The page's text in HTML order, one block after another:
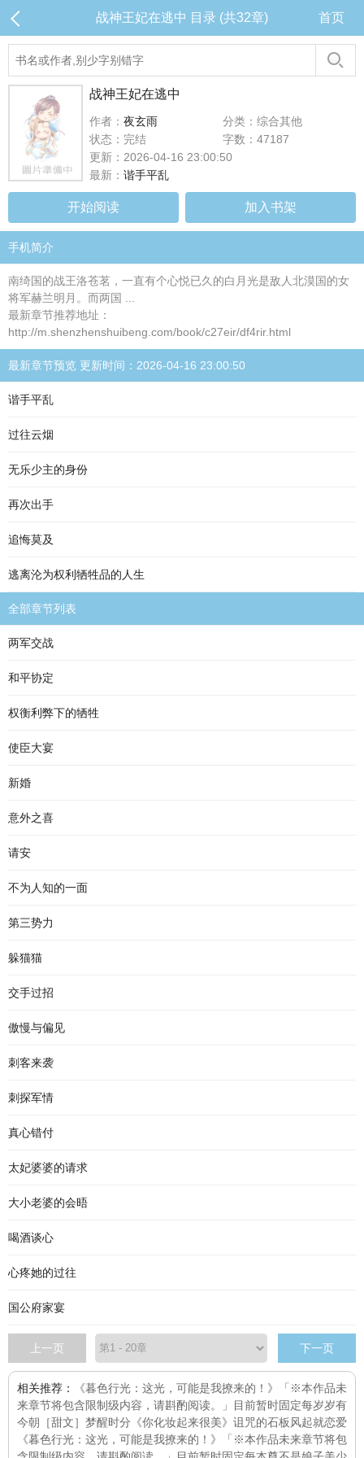
战神王妃在逃中 目录 (共32章) 首页
战神王妃在逃中
作者： 夜玄雨
分类：综合其他
状态：完结
字数：47187
更新：2026-04-16 23:00:50
最新： 谐手平乱
开始阅读 加入书架
手机简介
南绮国的战王洛苍茗，一直有个心悦已久的白月光是敌人北漠国的女
将军赫兰明月。而两国 ...
最新章节推荐地址：
http://m.shenzhenshuibeng.com/book/c27eir/df4rir.html
最新章节预览 更新时间：2026-04-16 23:00:50
谐手平乱
过往云烟
无乐少主的身份
再次出手
追悔莫及
逃离沦为权利牺牲品的人生
全部章节列表
两军交战
和平协定
权衡利弊下的牺牲
使臣大宴
新婚
意外之喜
请安
不为人知的一面
第三势力
躲猫猫
交手过招
傲慢与偏见
刺客来袭
刺探军情
真心错付
太妃婆婆的请求
大小老婆的会晤
喝酒谈心
心疼她的过往
国公府家宴
上一页 下一页
相关推荐：
《暮色行光：这光，可能是我撩来的！》「※本作品未
来章节将包含限制级内容，请斟酌阅读。」目前暂时固定每岁岁有
今朝［甜文］ 梦醒时分 《你化妆起来很美》 诅咒的石板 风起就恋爱
《暮色行光：这光，可能是我撩来的！》「※本作品未来章节将包